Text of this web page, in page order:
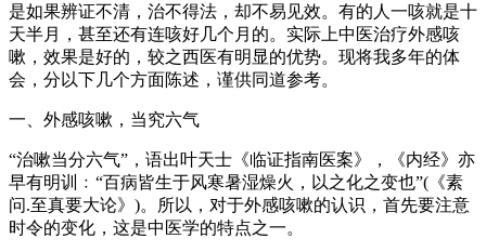
是如果辨证不清，治不得法，却不易见效。有的人一咳就是十
天半月，甚至还有连咳好几个月的。实际上中医治疗外感咳
嗽，效果是好的，较之西医有明显的优势。现将我多年的体
会，分以下几个方面陈述，谨供同道参考。
一、外感咳嗽，当究六气
“治嗽当分六气”，语出叶天士《临证指南医案》，《内经》亦
早有明训﹕“百病皆生于风寒暑湿燥火，以之化之变也”(《素
问.至真要大论》)。所以，对于外感咳嗽的认识，首先要注意
时令的变化，这是中医学的特点之一。